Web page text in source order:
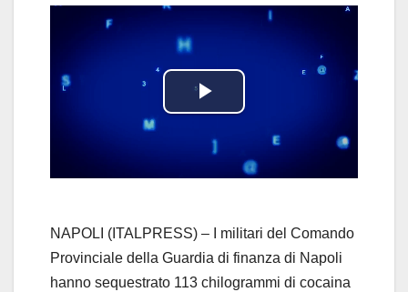
P
l
y
V
NAPOLI (ITALPRESS) – I militari del Comando
Provinciale della Guardia di finanza di Napoli
hanno sequestrato 113 chilogrammi di cocaina